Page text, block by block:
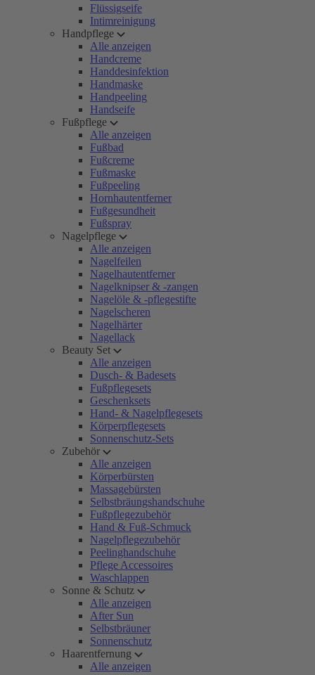
Flüssigseife
Intimreinigung
Handpflege
Alle anzeigen
Handcreme
Handdesinfektion
Handmaske
Handpeeling
Handseife
Fußpflege
Alle anzeigen
Fußbad
Fußcreme
Fußmaske
Fußpeeling
Hornhautentferner
Fußgesundheit
Fußspray
Nagelpflege
Alle anzeigen
Nagelfeilen
Nagelhautentferner
Nagelknipser & -zangen
Nagelöle & -pflegestifte
Nagelscheren
Nagelhärter
Nagellack
Beauty Set
Alle anzeigen
Dusch- & Badesets
Fußpflegesets
Geschenksets
Hand- & Nagelpflegesets
Körperpflegesets
Sonnenschutz-Sets
Zubehör
Alle anzeigen
Körperbürsten
Massagebürsten
Selbstbräungshandschuhe
Fußpflegezubehör
Hand & Fuß-Schmuck
Nagelpflegezubehör
Peelinghandschuhe
Pflege Accessoires
Waschlappen
Sonne & Schutz
Alle anzeigen
After Sun
Selbstbräuner
Sonnenschutz
Haarentfernung
Alle anzeigen